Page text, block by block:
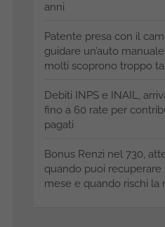
anni
Patente presa con il
guidare un’auto
molti scoprono troppo
Debiti INPS e INAIL,
fino a 60 rate per
pagati
Bonus Renzi nel 730,
quando puoi recuperare
mese e quando rischi la